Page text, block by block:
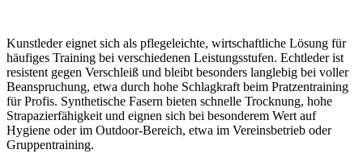
Kunstleder eignet sich als pflegeleichte, wirtschaftliche Lösung für
häufiges Training bei verschiedenen Leistungsstufen. Echtleder ist
resistent gegen Verschleiß und bleibt besonders langlebig bei voller
Beanspruchung, etwa durch hohe Schlagkraft beim Pratzentraining
für Profis. Synthetische Fasern bieten schnelle Trocknung, hohe
Strapazierfähigkeit und eignen sich bei besonderem Wert auf
Hygiene oder im Outdoor-Bereich, etwa im Vereinsbetrieb oder
Gruppentraining.